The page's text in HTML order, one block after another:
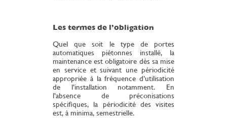
Les termes de l’obligation
Quel que soit le type de portes
automatiques piétonnes installé, la
maintenance est obligatoire dès sa mise
en service et suivant une périodicité
appropriée à la fréquence d’utilisation
de l’installation notamment. En
l’absence de préconisations
spécifiques, la périodicité des visites
est, à minima, semestrielle.